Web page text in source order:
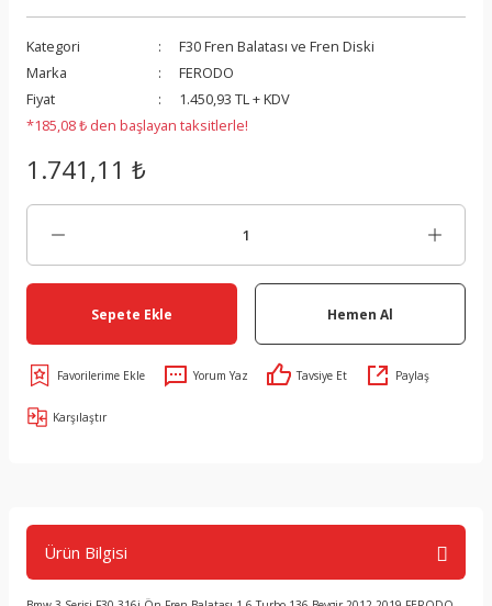
Kategori
F30 Fren Balatası ve Fren Diski
Marka
FERODO
Fiyat
1.450,93 TL + KDV
*185,08 ₺ den başlayan taksitlerle!
1.741,11 ₺
Sepete Ekle Hemen Al
Yorum Yaz Tavsiye Et Paylaş
Karşılaştır
Ürün Bilgisi